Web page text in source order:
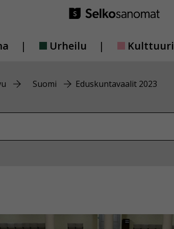
Urheilu Kulttuuri
Suomi Eduskuntavaalit 2023